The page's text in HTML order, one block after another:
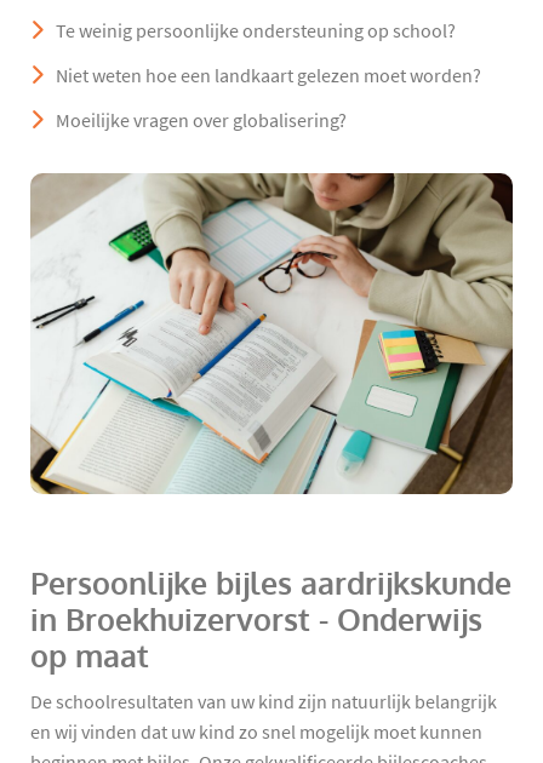
Te weinig persoonlijke ondersteuning op school?
Niet weten hoe een landkaart gelezen moet worden?
Moeilijke vragen over globalisering?
Persoonlijke bijles aardrijkskunde
in Broekhuizervorst - Onderwijs
op maat
De schoolresultaten van uw kind zijn natuurlijk belangrijk
en wij vinden dat uw kind zo snel mogelijk moet kunnen